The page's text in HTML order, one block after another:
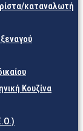
καταναλωτή
Κουζίνα